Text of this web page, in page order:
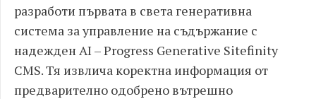
разработи първата в света генеративна
система за управление на съдържание с
надежден AI – Progress Generative Sitefinity
CMS. Тя извлича коректна информация от
предварително одобрено вътрешно